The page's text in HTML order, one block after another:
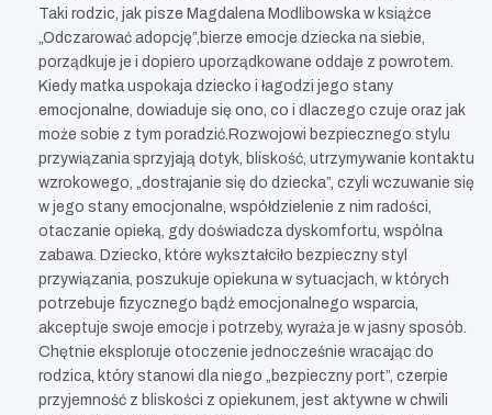
Taki rodzic, jak pisze Magdalena Modlibowska w książce
„Odczarować adopcję”,bierze emocje dziecka na siebie,
porządkuje je i dopiero uporządkowane oddaje z powrotem.
Kiedy matka uspokaja dziecko i łagodzi jego stany
emocjonalne, dowiaduje się ono, co i dlaczego czuje oraz jak
może sobie z tym poradzić.Rozwojowi bezpiecznego stylu
przywiązania sprzyjają dotyk, bliskość, utrzymywanie kontaktu
wzrokowego, „dostrajanie się do dziecka”, czyli wczuwanie się
w jego stany emocjonalne, współdzielenie z nim radości,
otaczanie opieką, gdy doświadcza dyskomfortu, wspólna
zabawa. Dziecko, które wykształciło bezpieczny styl
przywiązania, poszukuje opiekuna w sytuacjach, w których
potrzebuje fizycznego bądź emocjonalnego wsparcia,
akceptuje swoje emocje i potrzeby, wyraża je w jasny sposób.
Chętnie eksploruje otoczenie jednocześnie wracając do
rodzica, który stanowi dla niego „bezpieczny port”, czerpie
przyjemność z bliskości z opiekunem, jest aktywne w chwili